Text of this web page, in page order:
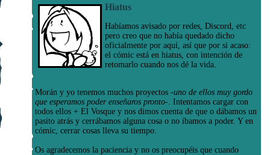
Hiatus
Habíamos avisado por redes, Discord, etc
pero creo que no había quedado dicho
oficialmente por aquí, así que por si acaso:
el cómic está en hiatus, con intención de
retomarlo cuando nos dé la vida.
Morán y yo tenemos muchos proyectos -uno de ellos muy gordo
que esperamos poder enseñaros pronto- . Intentamos cargar con
todos ellos + El Vosque y nos dimos cuenta de que o dábamos un
pasito atrás y cerrábamos alguna cosa o no íbamos a poder. Y en
cómic, cerrar cosas lleva su tiempo.
Os agradecemos la paciencia y no os preocupéis que cuando